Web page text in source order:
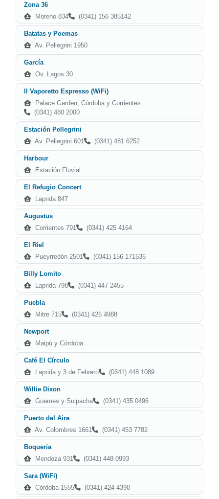
Zona 36
Moreno 834
(0341) 156 385142
Batatas y Poemas
Av. Pellegrini 1950
García
Ov. Lagos 30
Il Vaporetto Espresso (WiFi)
Palace Garden, Córdoba y Corrientes
(0341) 480 2000
Estación Pellegrini
Av. Pellegrini 601
(0341) 481 6252
Harbour
Estación Fluvial
El Refugio Concert
Laprida 847
Augustus
Corrientes 791
(0341) 425 4164
El Riel
Pueyrredón 2501
(0341) 156 171536
Billy Lomito
Laprida 798
(0341) 447 2455
Puebla
Mitre 715
(0341) 426 4988
Newport
Maipú y Córdoba
Café El Círculo
Laprida y 3 de Febrero
(0341) 448 1089
Willie Dixon
Güemes y Suipacha
(0341) 435 0496
Puerto del Aire
Av. Colombres 1661
(0341) 453 7782
Boquería
Mendoza 931
(0341) 448 0993
Sara (WiFi)
Córdoba 1555
(0341) 424 4390